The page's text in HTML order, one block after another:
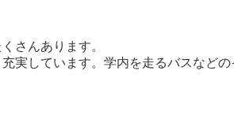
さんあります。
実しています。学内を走るバスなど